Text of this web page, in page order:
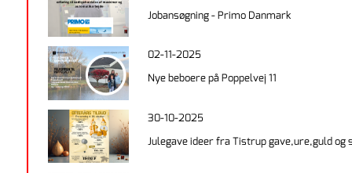
Jobansøgning - Primo Danmark
02-11-2025
Nye beboere på Poppelvej 11
30-10-2025
Julegave ideer fra Tistrup gave,ure,guld og